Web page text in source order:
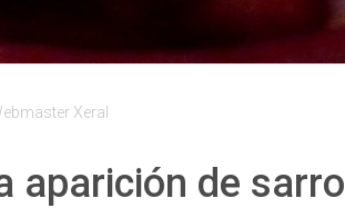
Xeral
aparición de sarro